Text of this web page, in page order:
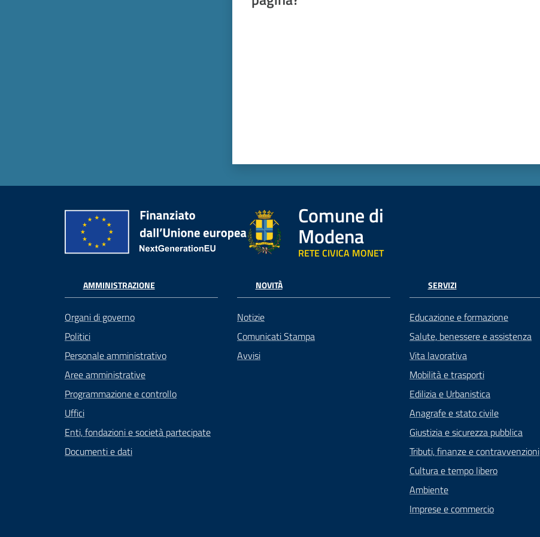
Comune di
Modena
RETE CIVICA MONET
AMMINISTRAZIONE
Organi di governo
Politici
Personale amministrativo
Aree amministrative
Programmazione e controllo
Uffici
Enti, fondazioni e società partecipate
Documenti e dati
NOVITÀ
Notizie
Comunicati Stampa
Avvisi
SERVIZI
Educazione e formazione
Salute, benessere e assistenza
Vita lavorativa
Mobilità e trasporti
Edilizia e Urbanistica
Anagrafe e stato civile
Giustizia e sicurezza pubblica
Tributi, finanze e contravvenzioni
Cultura e tempo libero
Ambiente
Imprese e commercio